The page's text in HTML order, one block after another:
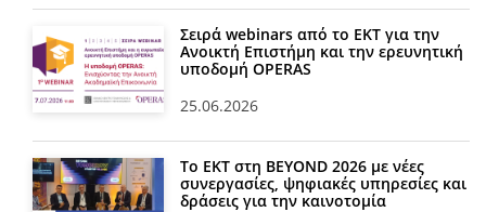
Σειρά webinars από το ΕΚΤ για την
Ανοικτή Επιστήμη και την ερευνητική
υποδομή OPERAS
25.06.2026
Το ΕΚΤ στη BEYOND 2026 με νέες
συνεργασίες, ψηφιακές υπηρεσίες και
δράσεις για την καινοτομία